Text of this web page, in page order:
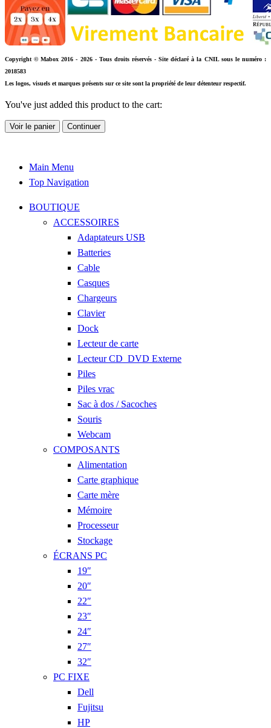
Copyright © Mabox 2016 - 2026 - Tous droits réservés - Site déclaré à la CNIL sous le numéro :
2018583
Les logos, visuels et marques présents sur ce site sont la propriété de leur détenteur respectif.
You've just added this product to the cart:
Voir le panier Continuer
Main Menu
Top Navigation
BOUTIQUE
ACCESSOIRES
Adaptateurs USB
Batteries
Cable
Casques
Chargeurs
Clavier
Dock
Lecteur de carte
Lecteur CD_DVD Externe
Piles
Piles vrac
Sac à dos / Sacoches
Souris
Webcam
COMPOSANTS
Alimentation
Carte graphique
Carte mère
Mémoire
Processeur
Stockage
ÉCRANS PC
19″
20″
22″
23″
24″
27″
32″
PC FIXE
Dell
Fujitsu
HP